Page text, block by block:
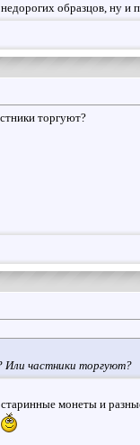
образцов, ну
торгуют?
Или частники торгуют?
монеты и